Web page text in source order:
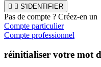
  S'IDENTIFIER
Pas de compte ? Créez-en un
Compte particulier
Compte professionnel
réinitialiser votre mot